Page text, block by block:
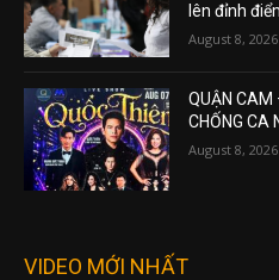
lên đỉnh
August 8, 2026
QUẬN CAM
CHỐNG CA
August 8, 2026
VIDEO MỚI NHẤT